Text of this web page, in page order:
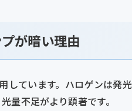
が暗い理由
しています。ハロゲンは発
量不足がより顕著です。